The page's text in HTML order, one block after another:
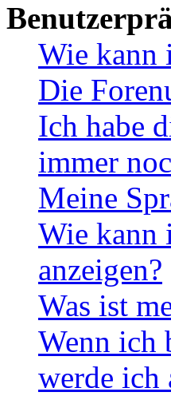
Wie kann
Die
Ich habe
immer
Meine
Wie kann
anzeigen?
Was ist
Wenn ich
werde ich